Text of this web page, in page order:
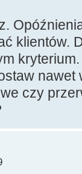
klientów.
czy